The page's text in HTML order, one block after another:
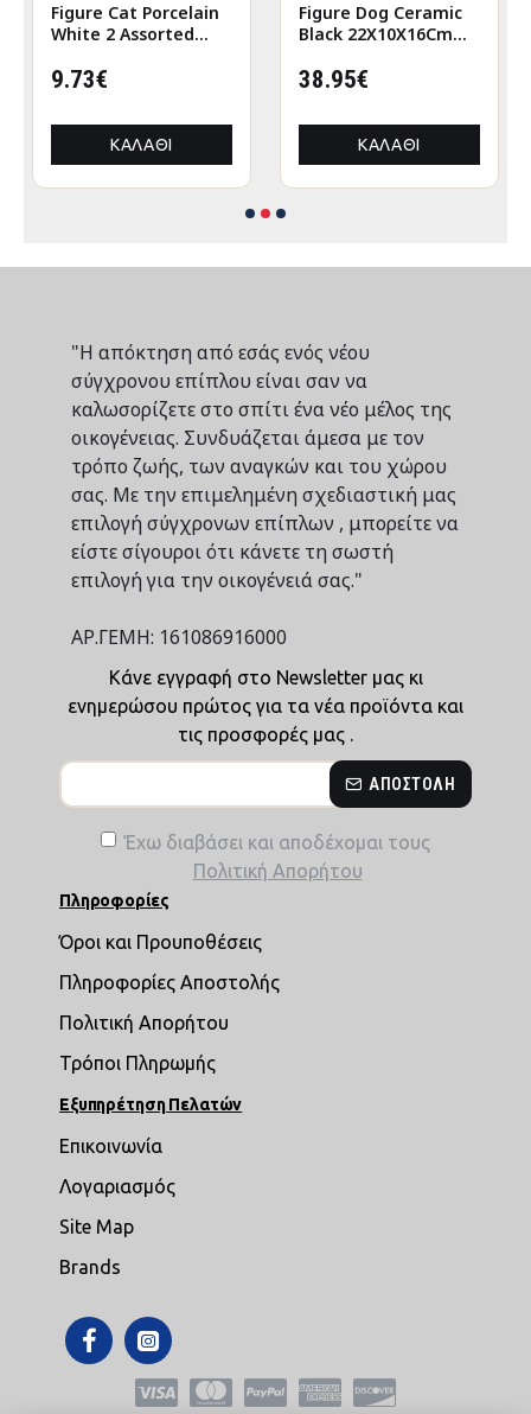
Figure Cat Porcelain
White 2 Assorted
9.73€
ΚΑΛΆΘΙ
Figure Dog Ceramic
Black 22X10X16Cm
38.95€
ΚΑΛΆΘΙ
"Η απόκτηση από εσάς ενός νέου
σύγχρονου επίπλου είναι σαν να
καλωσορίζετε στο σπίτι ένα νέο μέλος της
οικογένειας. Συνδυάζεται άμεσα με τον
τρόπο ζωής, των αναγκών και του χώρου
σας. Με την επιμελημένη σχεδιαστική μας
επιλογή σύγχρονων επίπλων , μπορείτε να
είστε σίγουροι ότι κάνετε τη σωστή
επιλογή για την οικογένειά σας."
ΑΡ.ΓΕΜΗ: 161086916000
Κάνε εγγραφή στο Newsletter μας κι
ενημερώσου πρώτος για τα νέα προϊόντα και
τις προσφορές μας .
ΑΠΟΣΤΟΛΉ
Έχω διαβάσει και αποδέχομαι τους
Πολιτική Απορήτου
Πληροφορίες
Όροι και Προυποθέσεις
Πληροφορίες Αποστολής
Πολιτική Απορήτου
Τρόποι Πληρωμής
Εξυπηρέτηση Πελατών
Επικοινωνία
Λογαριασμός
Site Map
Brands